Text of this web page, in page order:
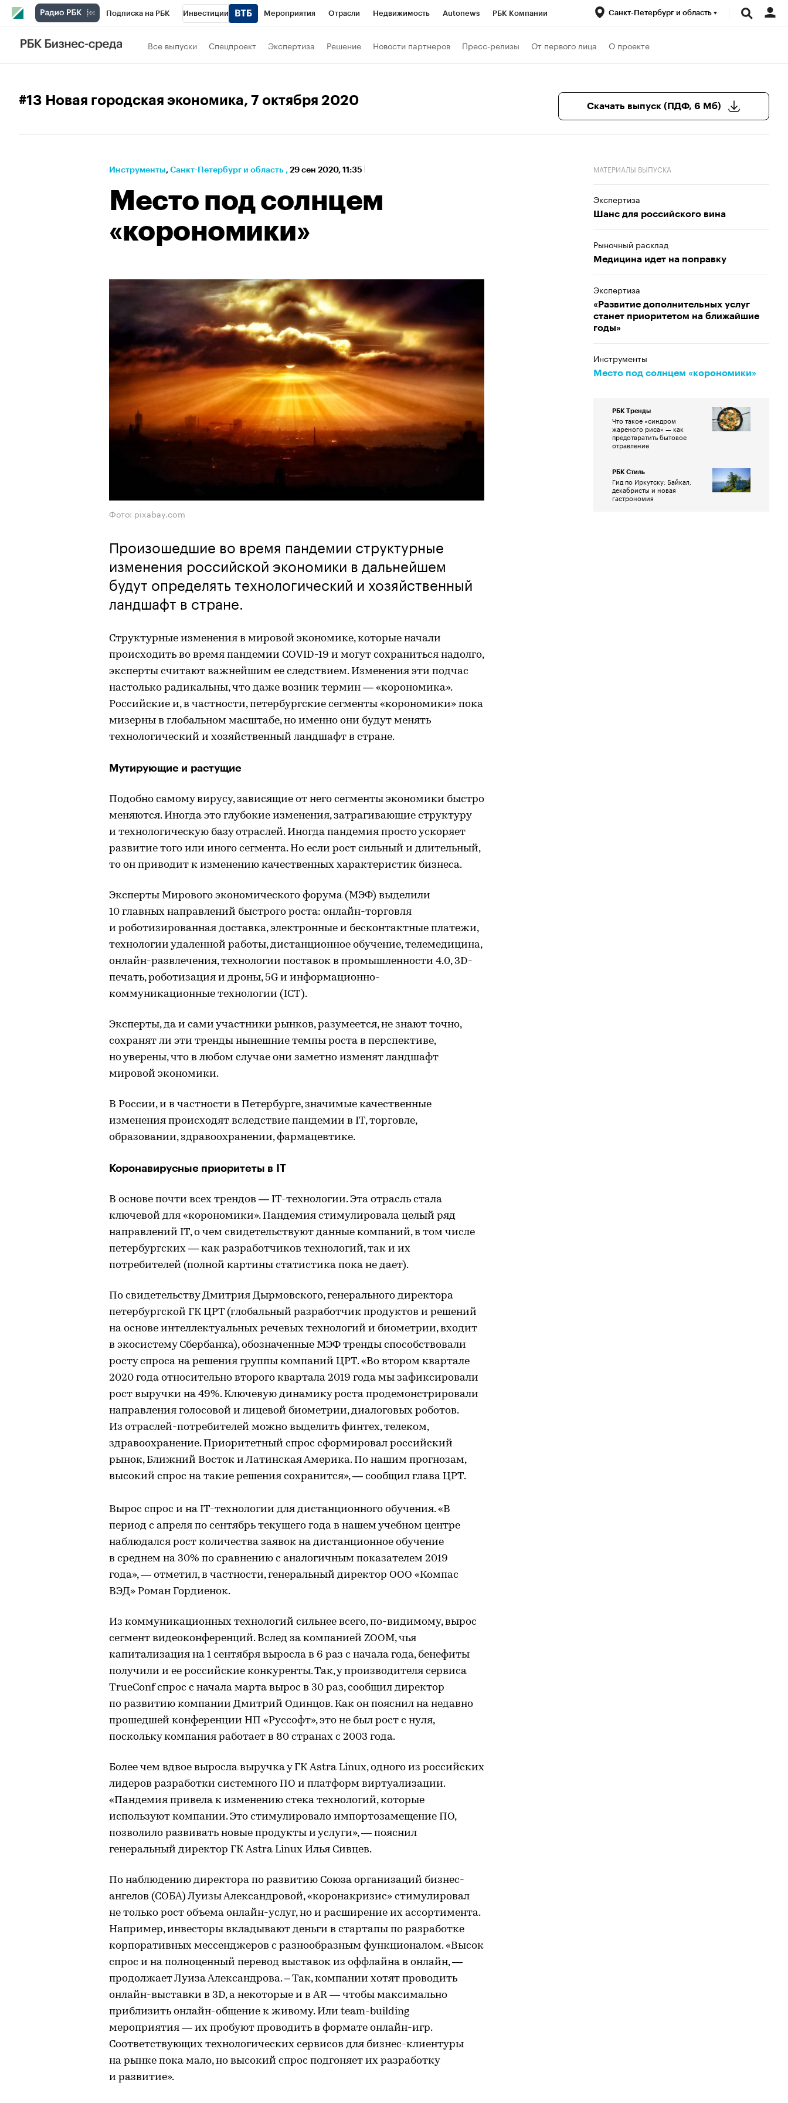
Подписка на РБК Инвестиции Мероприятия Отрасли Недвижимость Autonews РБК Компании
Телеканал
Франшизы Спецпроекты
Санкт-Петербург и область
Все выпуски Спецпроект Экспертиза Решение Новости партнеров Пресс-релизы От первого лица О проекте
#13 Новая городская экономика, 7 октября 2020 Скачать выпуск (ПДФ, 6 Мб)
Инструменты⁠, Санкт-Петербург и область , 29 сен 2020, 11:35
Место под солнцем
«корономики»
Фото: pixabay.com
Произошедшие во время пандемии структурные
изменения российской экономики в дальнейшем
будут определять технологический и хозяйственный
ландшафт в стране.
Структурные изменения в мировой экономике, которые начали
происходить во время пандемии COVID-19 и могут сохраниться надолго,
эксперты считают важнейшим ее следствием. Изменения эти подчас
настолько радикальны, что даже возник термин — «корономика».
Российские и, в частности, петербургские сегменты «корономики» пока
мизерны в глобальном масштабе, но именно они будут менять
технологический и хозяйственный ландшафт в стране.
Мутирующие и растущие
Подобно самому вирусу, зависящие от него сегменты экономики быстро
меняются. Иногда это глубокие изменения, затрагивающие структуру
и технологическую базу отраслей. Иногда пандемия просто ускоряет
развитие того или иного сегмента. Но если рост сильный и длительный,
то он приводит к изменению качественных характеристик бизнеса.
Эксперты Мирового экономического форума (МЭФ) выделили
10 главных направлений быстрого роста: онлайн-торговля
и роботизированная доставка, электронные и бесконтактные платежи,
технологии удаленной работы, дистанционное обучение, телемедицина,
онлайн-развлечения, технологии поставок в промышленности 4.0, 3D-
печать, роботизация и дроны, 5G и информационно-
коммуникационные технологии (ICT).
Эксперты, да и сами участники рынков, разумеется, не знают точно,
сохранят ли эти тренды нынешние темпы роста в перспективе,
но уверены, что в любом случае они заметно изменят ландшафт
мировой экономики.
В России, и в частности в Петербурге, значимые качественные
изменения происходят вследствие пандемии в IT, торговле,
образовании, здравоохранении, фармацевтике.
Коронавирусные приоритеты в IT
В основе почти всех трендов — IT-технологии. Эта отрасль стала
ключевой для «корономики». Пандемия стимулировала целый ряд
направлений IT, о чем свидетельствуют данные компаний, в том числе
петербургских — как разработчиков технологий, так и их
потребителей (полной картины статистика пока не дает).
По свидетельству Дмитрия Дырмовского, генерального директора
петербургской ГК ЦРТ (глобальный разработчик продуктов и решений
на основе интеллектуальных речевых технологий и биометрии, входит
в экосистему Сбербанка), обозначенные МЭФ тренды способствовали
росту спроса на решения группы компаний ЦРТ. «Во втором квартале
2020 года относительно второго квартала 2019 года мы зафиксировали
рост выручки на 49%. Ключевую динамику роста продемонстрировали
направления голосовой и лицевой биометрии, диалоговых роботов.
Из отраслей-потребителей можно выделить финтех, телеком,
здравоохранение. Приоритетный спрос сформировал российский
рынок, Ближний Восток и Латинская Америка. По нашим прогнозам,
высокий спрос на такие решения сохранится», — сообщил глава ЦРТ.
Вырос спрос и на IT-технологии для дистанционного обучения. «В
период с апреля по сентябрь текущего года в нашем учебном центре
наблюдался рост количества заявок на дистанционное обучение
в среднем на 30% по сравнению с аналогичным показателем 2019
года», — отметил, в частности, генеральный директор ООО «Компас
ВЭД» Роман Гордиенок.
Из коммуникационных технологий сильнее всего, по-видимому, вырос
сегмент видеоконференций. Вслед за компанией ZOOM, чья
капитализация на 1 сентября выросла в 6 раз с начала года, бенефиты
получили и ее российские конкуренты. Так, у производителя сервиса
TrueConf спрос с начала марта вырос в 30 раз, сообщил директор
по развитию компании Дмитрий Одинцов. Как он пояснил на недавно
прошедшей конференции НП «Руссофт», это не был рост с нуля,
поскольку компания работает в 80 странах с 2003 года.
Более чем вдвое выросла выручка у ГК Astra Linux, одного из российских
лидеров разработки системного ПО и платформ виртуализации.
«Пандемия привела к изменению стека технологий, которые
используют компании. Это стимулировало импортозамещение ПО,
позволило развивать новые продукты и услуги», — пояснил
генеральный директор ГК Astra Linux Илья Сивцев.
По наблюдению директора по развитию Союза организаций бизнес-
ангелов (СОБА) Луизы Александровой, «коронакризис» стимулировал
не только рост объема онлайн-услуг, но и расширение их ассортимента.
Например, инвесторы вкладывают деньги в стартапы по разработке
корпоративных мессенджеров с разнообразным функционалом. «Высок
спрос и на полноценный перевод выставок из оффлайна в онлайн, —
продолжает Луиза Александрова. – Так, компании хотят проводить
онлайн-выставки в 3D, а некоторые и в AR — чтобы максимально
приблизить онлайн-общение к живому. Или team-building
мероприятия — их пробуют проводить в формате онлайн-игр.
Соответствующих технологических сервисов для бизнес-клиентуры
на рынке пока мало, но высокий спрос подгоняет их разработку
и развитие».
МАТЕРИАЛЫ ВЫПУСКА
Экспертиза
Шанс для российского вина
Рыночный расклад
Медицина идет на поправку
Экспертиза
«Развитие дополнительных услуг
станет приоритетом на ближайшие
годы»
Инструменты
Место под солнцем «корономики»
РБК Тренды
Что такое «синдром
жареного риса» — как
предотвратить бытовое
отравление
РБК Стиль
Гид по Иркутску: Байкал,
декабристы и новая
гастрономия